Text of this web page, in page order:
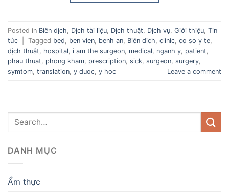
Posted in Biên dịch Dịch tài liệu Dịch thuật Dịch vụ Giới thiệu Tin
tức
Tagged bed ben vien benh an Biên dịch clinic co so y te
dịch thuật
hospital i am the surgeon medical nganh y patient
phau thuat
phong kham prescription sick surgeon surgery
symtom translation y duoc y hoc Leave a comment
DANH MỤC
Ẩm thực